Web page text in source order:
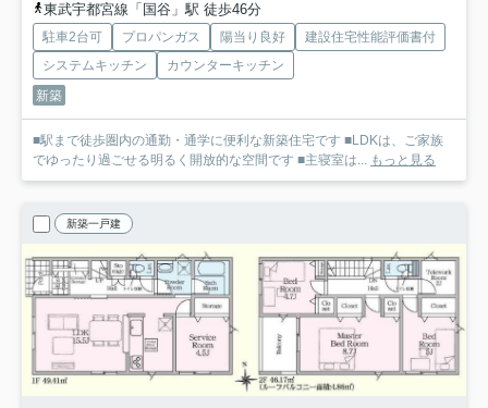
東武宇都宮線「国谷」駅 徒歩46分
駐車2台可 プロパンガス 陽当り良好
建設住宅性能評価書付
システムキッチン
カウンターキッチン
新築
■駅まで徒歩圏内の通勤・通学に便利な新築住宅です ■LDKは、ご家族
でゆったり過ごせる明るく開放的な空間です ■主寝室は... もっと見る
新築一戸建